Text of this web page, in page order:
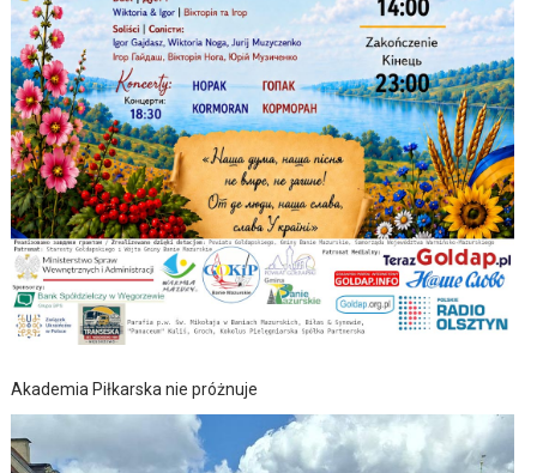
Akademia Piłkarska nie próżnuje